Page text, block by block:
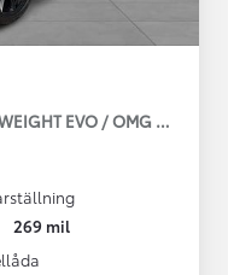
EVO / OMG LEV!
269 mil